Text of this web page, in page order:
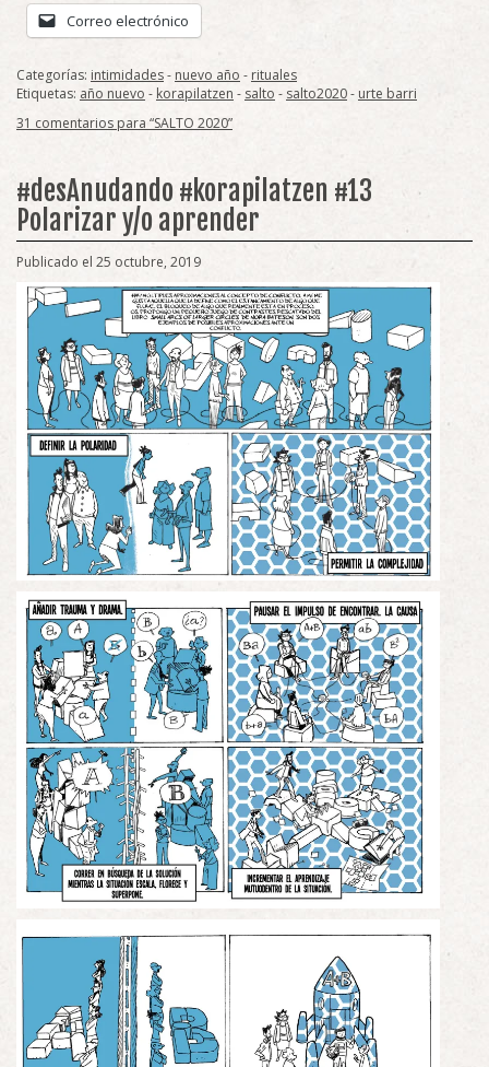
Correo electrónico
Categorías: intimidades- nuevo año - rituales
Etiquetas: año nuevo - korapilatzen - salto - salto2020- urte barri
31 comentarios para “SALTO 2020”
#desAnudando #korapilatzen #13
Polarizar y/o aprender
Publicado el 25 octubre, 2019